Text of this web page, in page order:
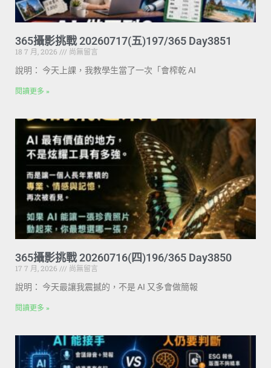
365攝影挑戰 20260717(五)197/365 Day3851
18 7 月, 2026
尚無留言
說明： 今天上課，我教學生當了一次「會榨乾 AI
閱讀更多 »
365攝影挑戰 20260716(四)196/365 Day3850
17 7 月, 2026
尚無留言
說明： 今天最讓我震撼的，不是 AI 又多會做簡報
閱讀更多 »